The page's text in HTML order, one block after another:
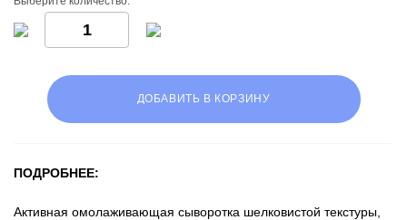
ДОБАВИТЬ В КОРЗИНУ
ПОДРОБНЕЕ:
Активная омолаживающая сыворотка шелковистой текстуры,